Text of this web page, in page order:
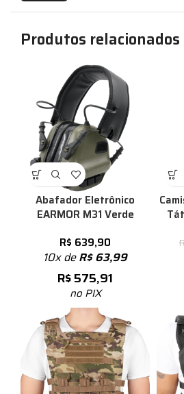
Produtos relacionados
Abafador Eletrônico
EARMOR M31 Verde
R$ 639,90
10x deR$63,99
R$575,91
no PIX